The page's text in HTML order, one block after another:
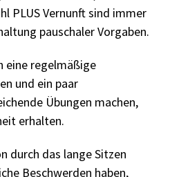
PLUS Vernunft sind immer
pauschaler Vorgaben.
eine regelmäßige
und ein paar
Übungen machen,
erhalten.
durch das lange Sitzen
Beschwerden haben,